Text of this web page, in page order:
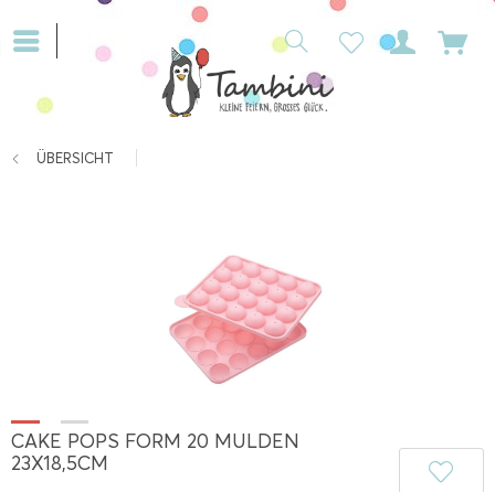
ÜBERSICHT
CAKE POPS FORM 20 MULDEN
23X18,5CM